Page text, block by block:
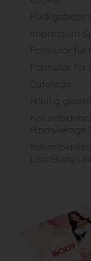
Impressum
Formular für
Formular für
Catalogo
Häufig
Hochwertige
LatinBody